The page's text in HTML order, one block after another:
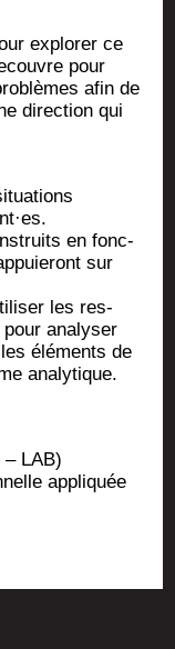
explo­rer ce
pour
afin de
direc­tion qui
en fonc­
sur
les res­
ana­ly­ser
élé­ments de
analytique.
LAB)
appliquée